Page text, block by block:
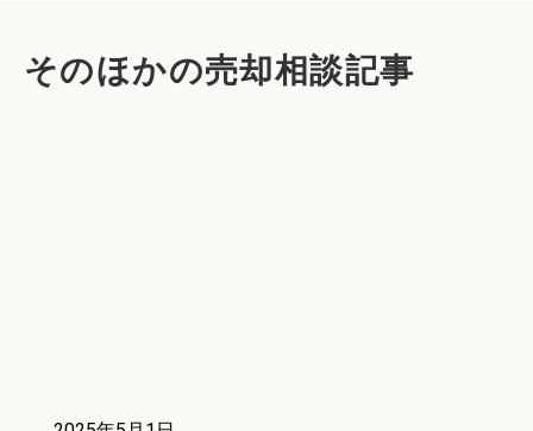
そのほかの売却相談記事